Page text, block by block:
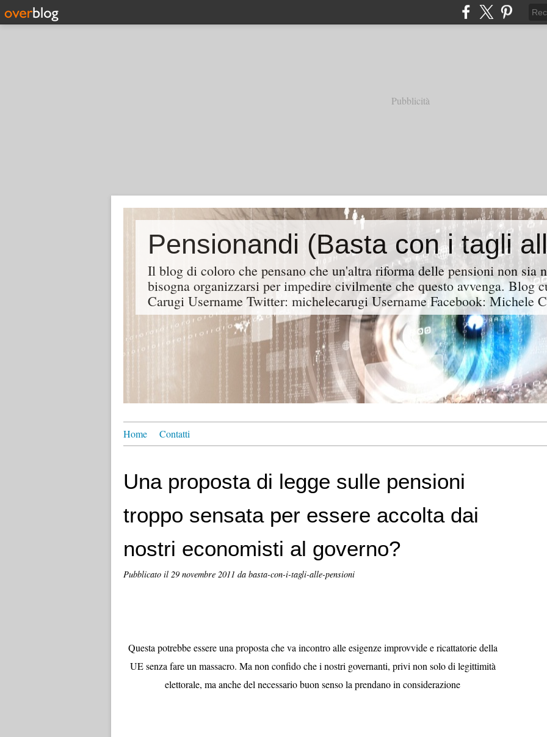
Pubblicità
Il blog di coloro che pensano che un'altra riforma delle pensioni non sia
bisogna organizzarsi per impedire civilmente che questo avvenga. Blog
Carugi Username Twitter: michelecarugi Username Facebook: Michele
Home Contatti
Una proposta di legge sulle pensioni
troppo sensata per essere accolta dai
nostri economisti al governo?
Pubblicato il 29 novembre 2011 da basta-con-i-tagli-alle-pensioni
Questa potrebbe essere una proposta che va incontro alle esigenze improvvide e ricattatorie della
UE senza fare un massacro. Ma non confido che i nostri governanti, privi non solo di legittimità
elettorale, ma anche del necessario buon senso la prendano in considerazione